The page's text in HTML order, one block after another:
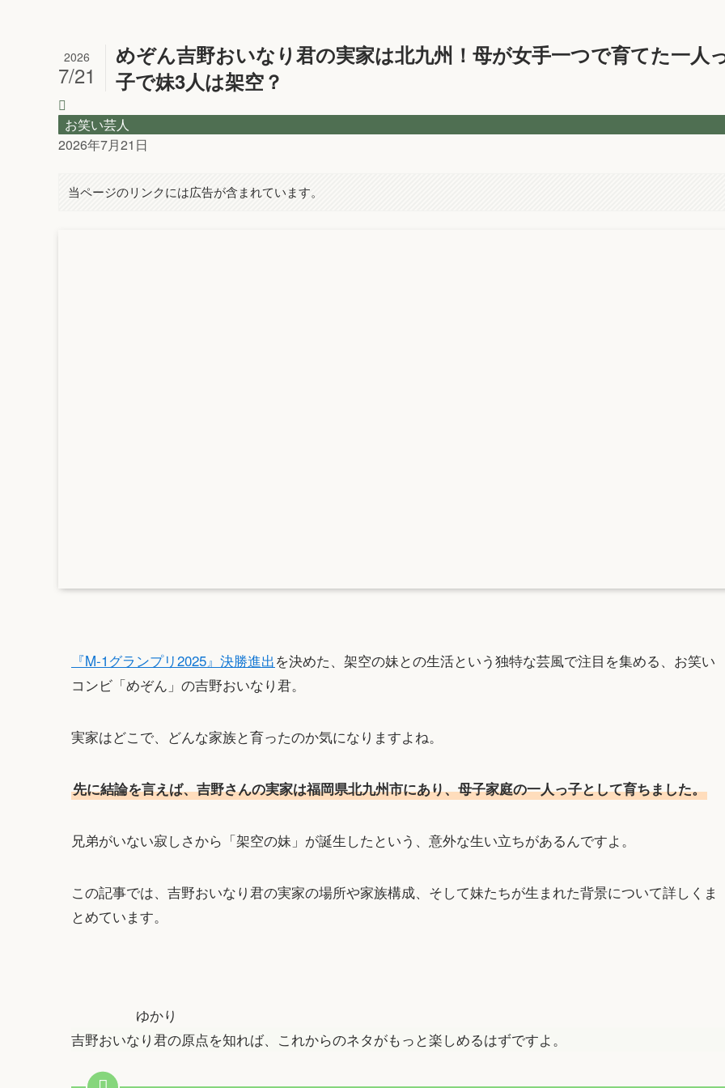
めぞん吉野おいなり君の実家は北九州！母が女手一つで育てた一人
子で妹3人は架空？
2026
7/21
お笑い芸人
2026年7月21日
当ページのリンクには広告が含まれています。
『M-1グランプリ2025』決勝進出を決めた、架空の妹との生活という独特な芸風で注目を集める、お笑い
コンビ「めぞん」の吉野おいなり君。
実家はどこで、どんな家族と育ったのか気になりますよね。
先に結論を言えば、吉野さんの実家は福岡県北九州市にあり、母子家庭の一人っ子として育ちました。
兄弟がいない寂しさから「架空の妹」が誕生したという、意外な生い立ちがあるんですよ。
この記事では、吉野おいなり君の実家の場所や家族構成、そして妹たちが生まれた背景について詳しくま
とめています。
ゆかり
吉野おいなり君の原点を知れば、これからのネタがもっと楽しめるはずですよ。